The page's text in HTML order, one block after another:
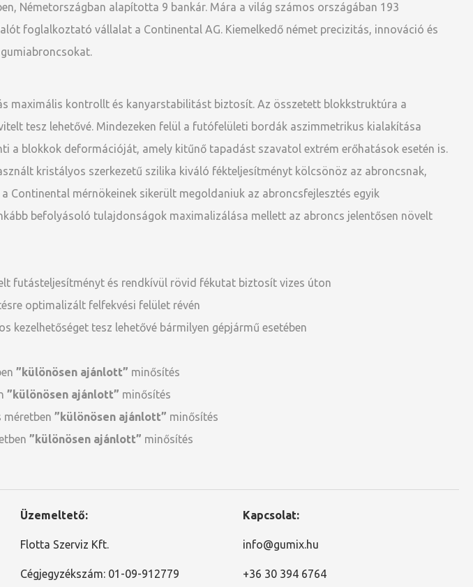
Németországban alapította 9 bankár. Mára a világ számos országában 193
foglalkoztató vállalat a Continental AG. Kiemelkedő német precizitás, innováció és
maximális kontrollt és kanyarstabilitást biztosít. Az összetett blokkstruktúra a
tesz lehetővé. Mindezeken felül a futófelületi bordák aszimmetrikus kialakítása
a blokkok deformációját, amely kitűnő tapadást szavatol extrém erőhatások esetén is.
kristályos szerkezetű szilika kiváló fékteljesítményt kölcsönöz az abroncsnak,
Continental mérnökeinek sikerült megoldaniuk az abroncsfejlesztés egyik
befolyásoló tulajdonságok maximalizálása mellett az abroncs jelentősen növelt
futásteljesítményt és rendkívül rövid fékutat biztosít vizes úton
optimalizált felfekvési felület révén
kezelhetőséget tesz lehetővé bármilyen gépjármű esetében
”különösen ajánlott” minősítés
”különösen ajánlott” minősítés
méretben ”különösen ajánlott” minősítés
”különösen ajánlott” minősítés
Üzemeltető:
Flotta Szerviz Kft.
Cégjegyzékszám: 01-09-912779
Kapcsolat:
info@gumix.hu
+36 30 394 6764